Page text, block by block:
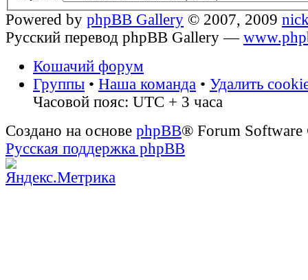
Powered by phpBB Gallery © 2007, 2009
Русский перевод phpBB Gallery —
Кошачий форум
Группы • Наша команда • Удалить
Часовой пояс: UTC + 3 часа
Создано на основе phpBB® Forum
Русская поддержка phpBB